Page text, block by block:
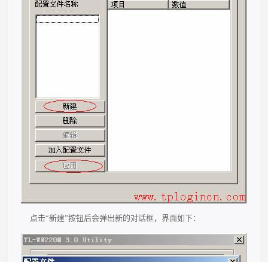
点击“新建”按钮后会弹出新的对话框，界面如下：